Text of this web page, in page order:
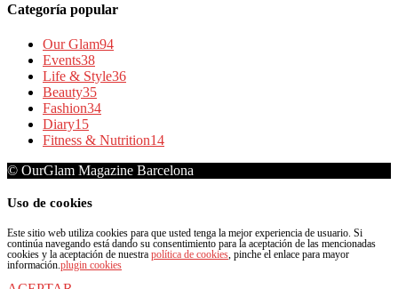
Categoría popular
Our Glam94
Events38
Life & Style36
Beauty35
Fashion34
Diary15
Fitness & Nutrition14
© OurGlam Magazine Barcelona
Uso de cookies
Este sitio web utiliza cookies para que usted tenga la mejor experiencia de usuario. Si
continúa navegando está dando su consentimiento para la aceptación de las mencionadas
cookies y la aceptación de nuestra política de cookies, pinche el enlace para mayor
información.plugin cookies